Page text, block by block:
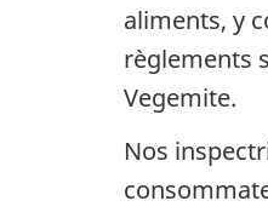
aliments, y
règlements
Vegemite.
Nos